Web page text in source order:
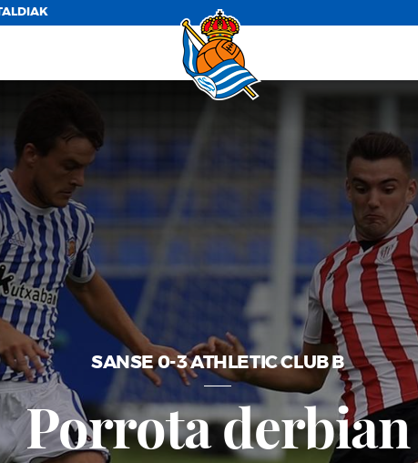
SANSE 0-3 ATHLETIC CLUB B
Porrota derbian